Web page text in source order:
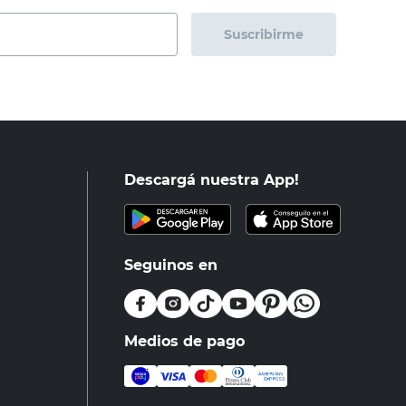
Suscribirme
Descargá nuestra App!
Seguinos en
Medios de pago